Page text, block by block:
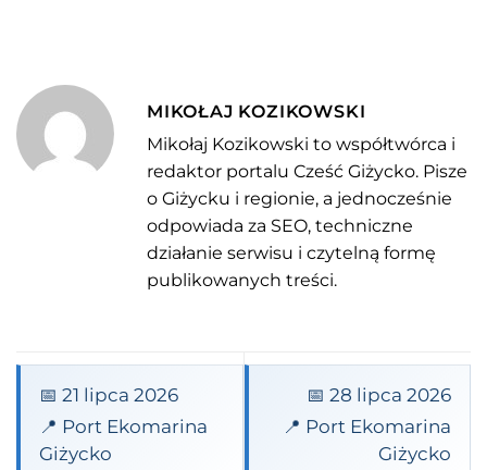
MIKOŁAJ KOZIKOWSKI
Mikołaj Kozikowski to współtwórca i
redaktor portalu Cześć Giżycko. Pisze
o Giżycku i regionie, a jednocześnie
odpowiada za SEO, techniczne
działanie serwisu i czytelną formę
publikowanych treści.
📅 21 lipca 2026
📍 Port Ekomarina
Giżycko
📅 28 lipca 2026
📍 Port Ekomarina
Giżycko